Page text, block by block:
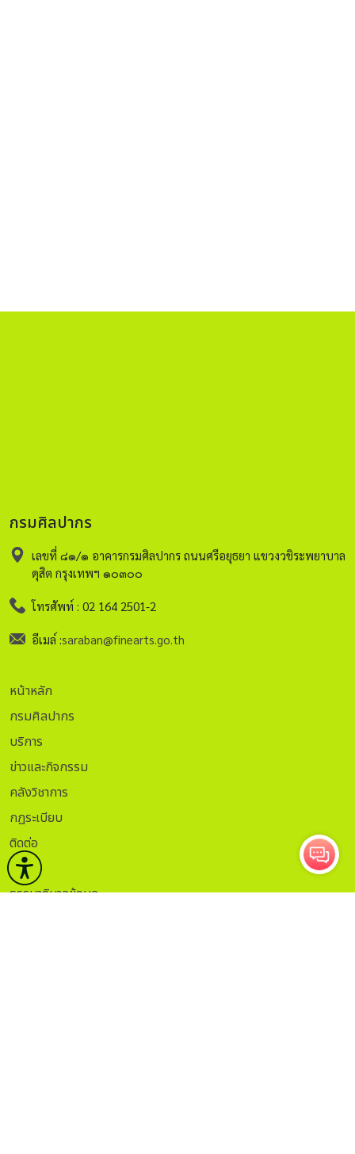
กรมศิลปากร
เลขที่ ๘๑/๑ อาคารกรมศิลปากร ถนนศรีอยุธยา แขวงวชิระพยาบาล
ดุสิต กรุงเทพฯ ๑๐๓๐๐
โทรศัพท์ : 02 164 2501-2
อีเมล์ :saraban@finearts.go.th
หน้าหลัก
กรมศิลปากร
บริการ
ข่าวและกิจกรรม
คลังวิชาการ
กฏระเบียบ
ติดต่อ
ITA.
ธรรมาภิบาลข้อมูล